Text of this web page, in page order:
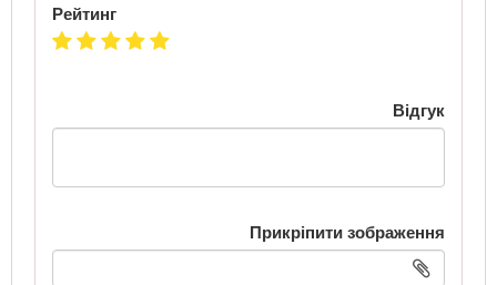
Рейтинг
Відгук
Прикріпити зображення